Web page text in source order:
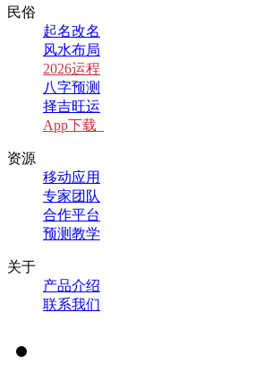
民俗
起名改名
风水布局
2026运程
八字预测
择吉旺运
App下载
资源
移动应用
专家团队
合作平台
预测教学
关于
产品介绍
联系我们